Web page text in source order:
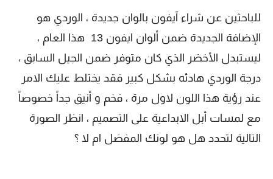
للباحثين عن شراء آيفون بالوان جديدة ، الوردي هو
الإضافة الجديدة ضمن ألوان ايفون 13 هذا العام ،
ليستبدل الأخضر الذي كان متوفر ضمن الجيل السابق ،
درجة الوردي هادئه بشكل كبير فقد يختلط عليك الامر
عند رؤية هذا اللون لاول مرة ، فخم و أنيق جداً خصوصاً
مع لمسات أبل الابداعية على التصميم ، انظر الصورة
التالية لتحدد هل هو لونك المفضل ام لا ؟